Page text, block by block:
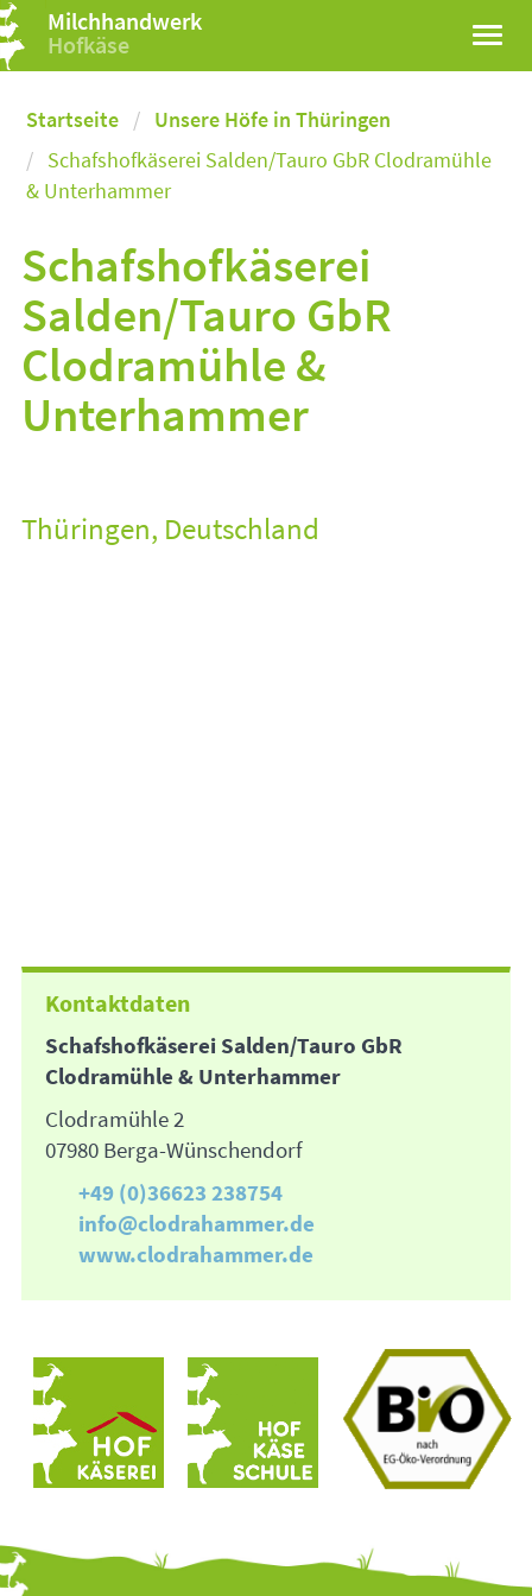
Milchhandwerk
Hofkäse
Startseite
Unsere Höfe in Thüringen
Schafshofkäserei Salden/Tauro GbR Clodramühle
& Unterhammer
Schafshofkäserei
Salden/Tauro GbR
Clodramühle &
Unterhammer
Thüringen, Deutschland
Kontaktdaten
Schafshofkäserei Salden/Tauro GbR
Clodramühle & Unterhammer
Clodramühle 2
07980 Berga-Wünschendorf
+49 (0)36623 238754
info@clodrahammer.de
www.clodrahammer.de